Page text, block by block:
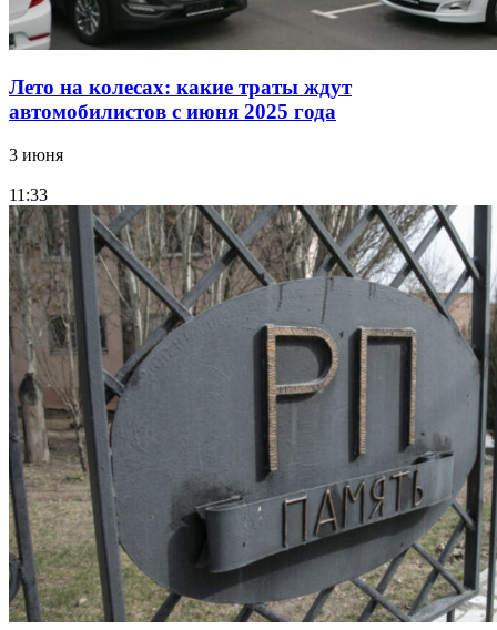
Лето на колесах: какие траты ждут
автомобилистов с июня 2025 года
3 июня
11:33